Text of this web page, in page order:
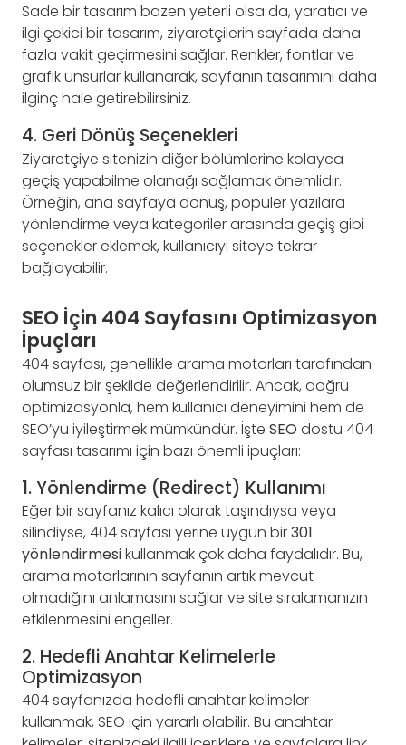
Sade bir tasarım bazen yeterli olsa da, yaratıcı ve
ilgi çekici bir tasarım, ziyaretçilerin sayfada daha
fazla vakit geçirmesini sağlar. Renkler, fontlar ve
grafik unsurlar kullanarak, sayfanın tasarımını daha
ilginç hale getirebilirsiniz.
4. Geri Dönüş Seçenekleri
Ziyaretçiye sitenizin diğer bölümlerine kolayca
geçiş yapabilme olanağı sağlamak önemlidir.
Örneğin, ana sayfaya dönüş, popüler yazılara
yönlendirme veya kategoriler arasında geçiş gibi
seçenekler eklemek, kullanıcıyı siteye tekrar
bağlayabilir.
SEO İçin 404 Sayfasını Optimizasyon
İpuçları
404 sayfası, genellikle arama motorları tarafından
olumsuz bir şekilde değerlendirilir. Ancak, doğru
optimizasyonla, hem kullanıcı deneyimini hem de
SEO’yu iyileştirmek mümkündür. İşte SEO dostu 404
sayfası tasarımı için bazı önemli ipuçları:
1. Yönlendirme (Redirect) Kullanımı
Eğer bir sayfanız kalıcı olarak taşındıysa veya
silindiyse, 404 sayfası yerine uygun bir301
yönlendirmesikullanmak çok daha faydalıdır. Bu,
arama motorlarının sayfanın artık mevcut
olmadığını anlamasını sağlar ve site sıralamanızın
etkilenmesini engeller.
2. Hedefli Anahtar Kelimelerle
Optimizasyon
404 sayfanızda hedefli anahtar kelimeler
kullanmak, SEO için yararlı olabilir. Bu anahtar